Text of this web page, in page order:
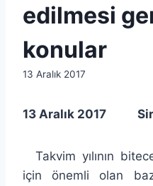
edilmesi
konular
By
13 Aralık 2017
13 Aralık 2017
Takvim yılının
için önemli olan